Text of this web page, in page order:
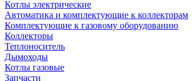
Котлы электрические
Автоматика и комплектующие к коллекторам
Комплектующие к газовому оборудованию
Коллекторы
Теплоноситель
Дымоходы
Котлы газовые
Запчасти